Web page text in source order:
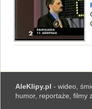
AleKlipy.pl - wideo,
humor, reportaże, filmy